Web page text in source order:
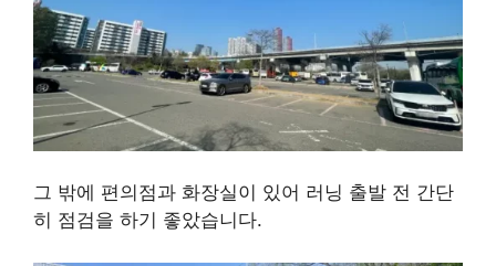
그 밖에 편의점과 화장실이 있어 러닝 출발 전 간단
히 점검을 하기 좋았습니다.